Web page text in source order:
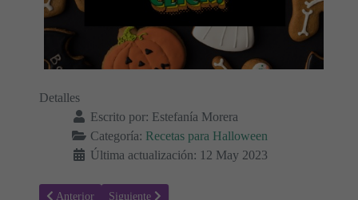
Detalles
Escrito por: Estefanía Morera
Categoría: Recetas para Halloween
Última actualización: 12 May 2023
Artículo anterior: Receta de Tarta Halloween con forma de calabaza
Anterior Artículo siguiente: Ojos de Zombie: La receta
Siguiente